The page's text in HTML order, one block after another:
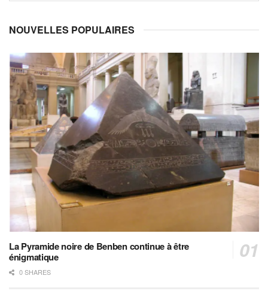
NOUVELLES POPULAIRES
La Pyramide noire de Benben continue à être
énigmatique
0 SHARES